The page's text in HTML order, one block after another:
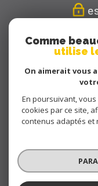
© 2026 | Tous droits
Comme
utilise
On aimerait vous
En poursuivant,
cookies par ce site,
contenus adaptés et